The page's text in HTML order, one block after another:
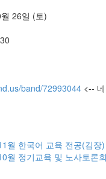
26일 (토)
band/72993044 <--
월 한국어 교육 전공(김장)
월 정기교육 및 노사토론